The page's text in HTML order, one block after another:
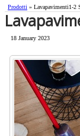
Prodotti » Lavapavimenti1-2
18 January 2023